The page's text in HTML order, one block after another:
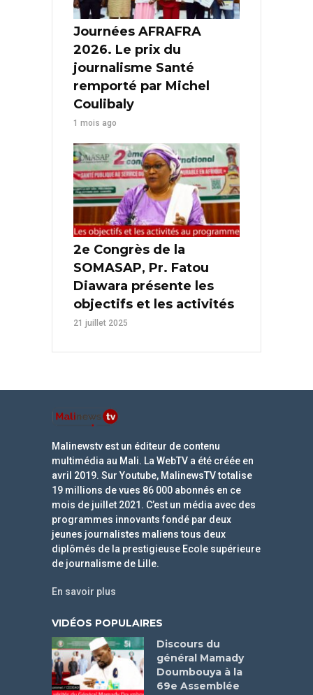
Journées AFRAFRA
2026. Le prix du
journalisme Santé
remporté par Michel
Coulibaly
1 mois ago
2e Congrès de la
SOMASAP, Pr. Fatou
Diawara présente les
objectifs et les activités
21 juillet 2025
Malinewstv est un éditeur de contenu
multimédia au Mali. La WebTV a été créée en
avril 2019. Sur Youtube, MalinewsTV totalise
19 millions de vues 86 000 abonnés en ce
mois de juillet 2021. C’est un média avec des
programmes innovants fondé par deux
jeunes journalistes maliens tous deux
diplômés de la prestigieuse Ecole supérieure
de journalisme de Lille.
En savoir plus
VIDÉOS POPULAIRES
Discours du
général Mamady
Doumbouya à la
69e Assemblée